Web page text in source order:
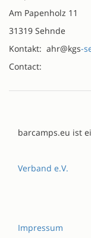
Am Papenholz 11
31319 Sehnde
Kontakt: ahr@kgs-
Contact:
barcamps.eu ist
Verband e.V.
Impressum